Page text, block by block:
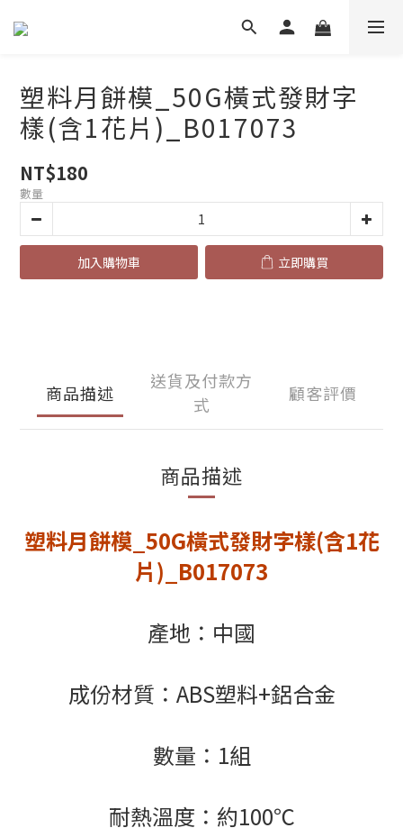
塑料月餅模_50G橫式發財字
樣(含1花片)_B017073
NT$180
數量
加入購物車 立即購買
商品描述
送貨及付款方
式
顧客評價
商品描述
塑料月餅模_50G橫式發財字樣(含1花
片)_B017073
產地：中國
成份材質：ABS塑料+鋁合金
數量：1組
耐熱溫度：約100℃